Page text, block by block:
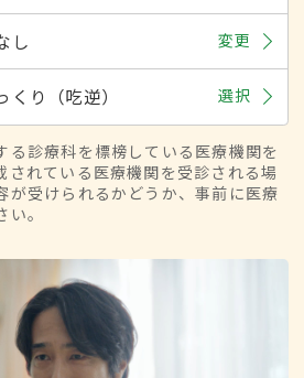
し 変更
くり（吃逆） 選択
診療科を標榜している医療機関を
されている医療機関を受診される場
が受けられるかどうか、事前に医療
。